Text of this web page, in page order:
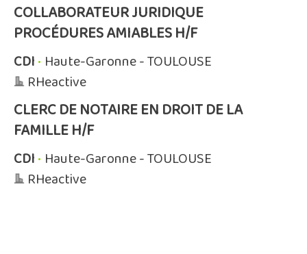
COLLABORATEUR JURIDIQUE
PROCÉDURES AMIABLES H/F
CDI• Haute-Garonne - TOULOUSE
RHeactive
CLERC DE NOTAIRE EN DROIT DE LA
FAMILLE H/F
CDI• Haute-Garonne - TOULOUSE
RHeactive